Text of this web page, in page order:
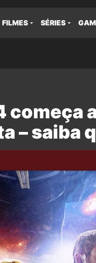
FILMES SÉRIES
começa
– saiba